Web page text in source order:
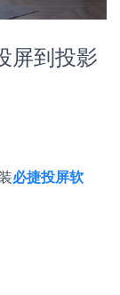
屏到投影
必捷投屏软